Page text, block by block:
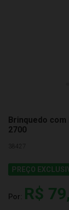
Brinquedo
2700
38427
PREÇO
Por: R$